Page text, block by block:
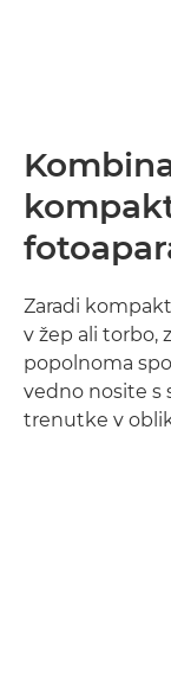
Zaradi
v žep ali torbo,
popolnoma
vedno nosite s
trenutke v